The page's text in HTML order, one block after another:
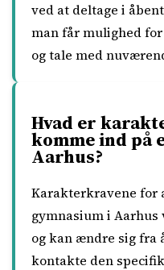
ved at deltage i
man får mulighed
og tale med
Hvad er
komme ind på
Aarhus?
Karakterkravene for
gymnasium i
og kan ændre sig fra
kontakte den